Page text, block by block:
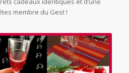
membre du Gest !